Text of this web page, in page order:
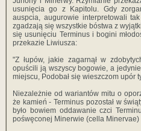
usunięcia go z Kapitolu. Gdy
auspcia, augurowie interpretowali
zgadzają się wszystkie bóstwa z
się usunięciu Terminus i bogini
przekazie Liwiusza:
"Z łupów, jakie zagarnął w
opuścili ją wszyscy bogowie, a
miejscu, Podobał się wieszczom upór
Niezależnie od wariantów mitu o
że kamień - Terminus pozostał w
było bowiem oddawanie czci
pośwęconej Minerwie (cella